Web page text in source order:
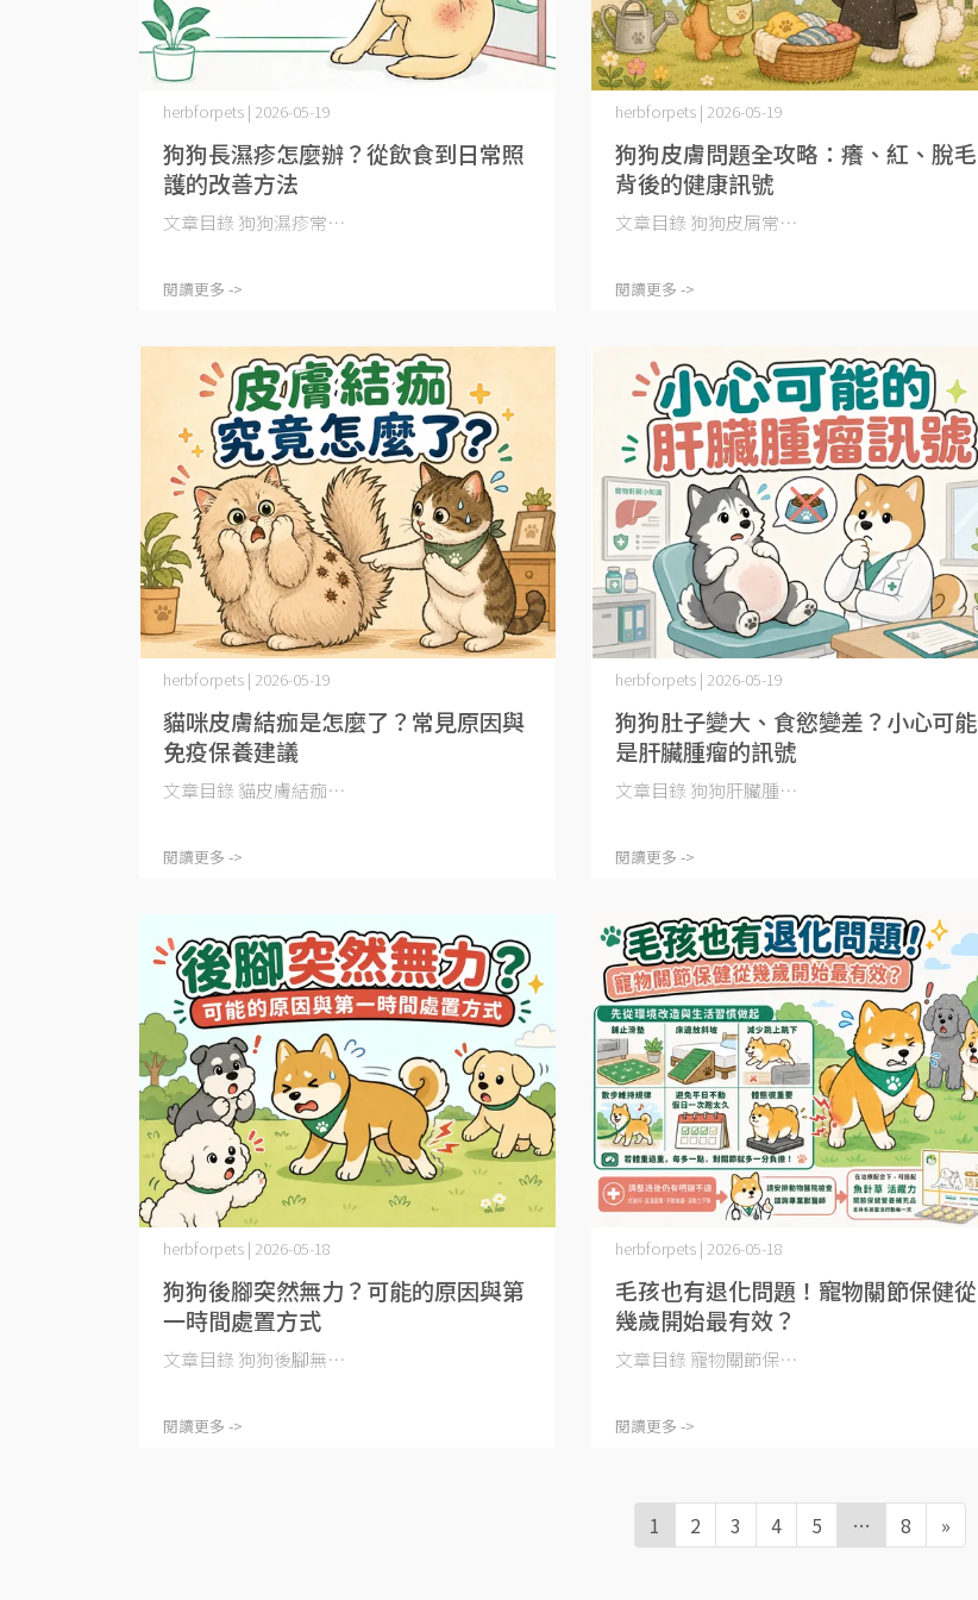
狗狗長濕疹怎麼辦？從飲食到日常照
護的改善方法
herbforpets | 2026-05-19
文章目錄 狗狗濕疹常⋯
閱讀更多 ->
狗狗皮膚問題全攻略：癢、紅、脫毛
背後的健康訊號
herbforpets | 2026-05-19
文章目錄 狗狗皮屑常⋯
閱讀更多 ->
貓咪皮膚結痂是怎麼了？常見原因與
免疫保養建議
herbforpets | 2026-05-19
文章目錄 貓皮膚結痂⋯
閱讀更多 ->
狗狗肚子變大、食慾變差？小心可能
是肝臟腫瘤的訊號
herbforpets | 2026-05-19
文章目錄 狗狗肝臟腫⋯
閱讀更多 ->
狗狗後腳突然無力？可能的原因與第
一時間處置方式
herbforpets | 2026-05-18
文章目錄 狗狗後腳無⋯
閱讀更多 ->
毛孩也有退化問題！寵物關節保健從
幾歲開始最有效？
herbforpets | 2026-05-18
文章目錄 寵物關節保⋯
閱讀更多 ->
1 2 3 4 5 … 8 »